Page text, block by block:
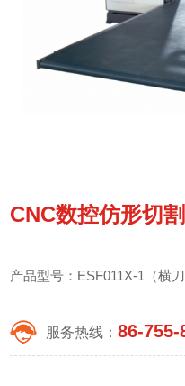
CNC数控仿形切
产品型号：ESF011X-1（横刀
服务热线：86-755-